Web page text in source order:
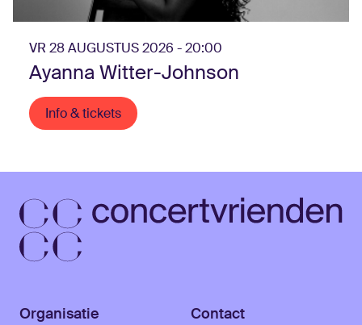
VR 28 AUGUSTUS 2026 - 20:00
Ayanna Witter-Johnson
Info & tickets
Organisatie
Contact